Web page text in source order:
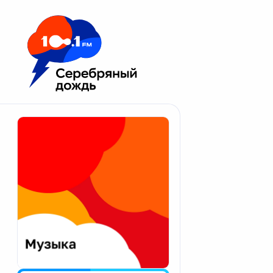
Москва 100.1 FM
Апатиты
Екатеринбург
Калининград
Калуга